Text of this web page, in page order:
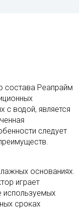
Реапрайм
с водой, является
следует
основаниях.
играет
сроках